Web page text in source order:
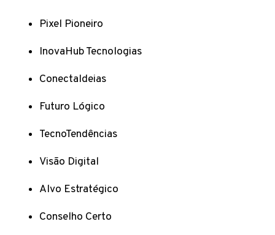
Pixel Pioneiro
InovaHub Tecnologias
ConectaIdeias
Futuro Lógico
TecnoTendências
Visão Digital
Alvo Estratégico
Conselho Certo